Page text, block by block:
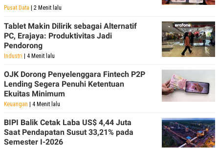
Pusat Data | 2 Menit lalu
Tablet Makin Dilirik sebagai Alternatif
PC, Erajaya: Produktivitas Jadi
Pendorong
Industri | 4 Menit lalu
OJK Dorong Penyelenggara Fintech P2P
Lending Segera Penuhi Ketentuan
Ekuitas Minimum
Keuangan | 4 Menit lalu
BIPI Balik Cetak Laba US$ 4,44 Juta
Saat Pendapatan Susut 33,21% pada
Semester I-2026